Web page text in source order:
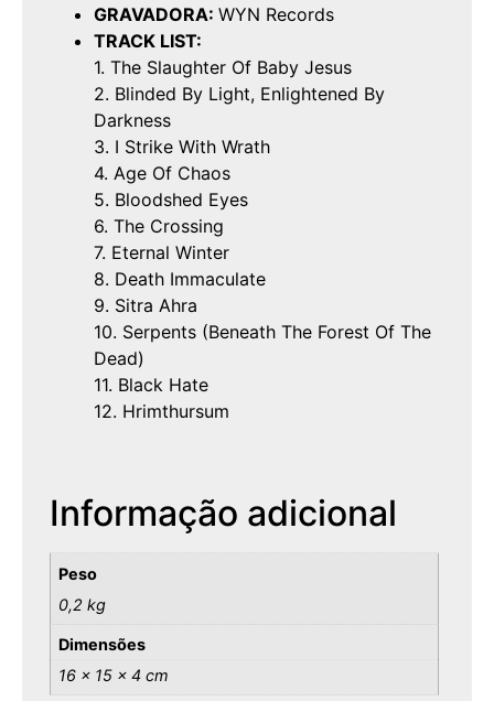
GRAVADORA: WYN Records
TRACK LIST:
1. The Slaughter Of Baby Jesus
2. Blinded By Light, Enlightened By
Darkness
3. I Strike With Wrath
4. Age Of Chaos
5. Bloodshed Eyes
6. The Crossing
7. Eternal Winter
8. Death Immaculate
9. Sitra Ahra
10. Serpents (Beneath The Forest Of The
Dead)
11. Black Hate
12. Hrimthursum
Informação adicional
Peso
0,2 kg
Dimensões
16 × 15 × 4 cm